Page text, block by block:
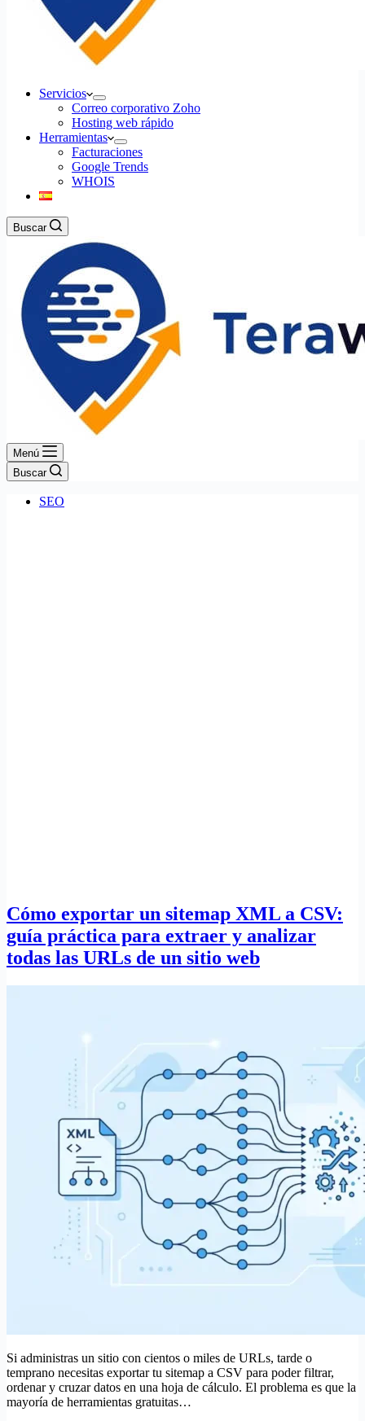
Servicios
Correo corporativo Zoho
Hosting web rápido
Herramientas
Facturaciones
Google Trends
WHOIS
Buscar
Menú
Buscar
SEO
Cómo exportar un sitemap XML a CSV:
guía práctica para extraer y analizar
todas las URLs de un sitio web
Si administras un sitio con cientos o miles de URLs, tarde o
temprano necesitas exportar tu sitemap a CSV para poder filtrar,
ordenar y cruzar datos en una hoja de cálculo. El problema es que la
mayoría de herramientas gratuitas…